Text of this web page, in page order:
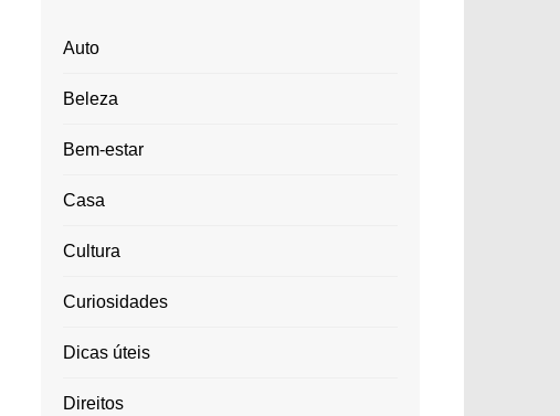
Auto
Beleza
Bem-estar
Casa
Cultura
Curiosidades
Dicas úteis
Direitos